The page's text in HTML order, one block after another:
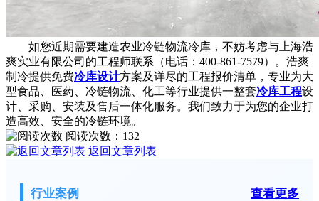
如您近期需要建造农业冷链物流冷库，不妨考虑与上海浩
爽实业有限公司的工程师联系（电话：400-861-7579）。浩爽
制冷提供免费冷库设计方案及详尽的工程报价清单，专业为大
型食品、医药、冷链物流、化工等行业提供一整套冷库工程设
计、采购、安装及售后一体化服务。我们致力于为您的企业打
造高效、安全的冷链环境。
阅读次数： 132
返回文章列表
行业案例 查看更多